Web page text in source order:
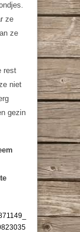
ze
ze
rest
niet
gezin